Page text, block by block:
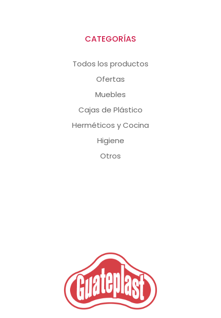
CATEGORÍAS
Todos los productos
Ofertas
Muebles
Cajas de Plástico
Herméticos y Cocina
Higiene
Otros